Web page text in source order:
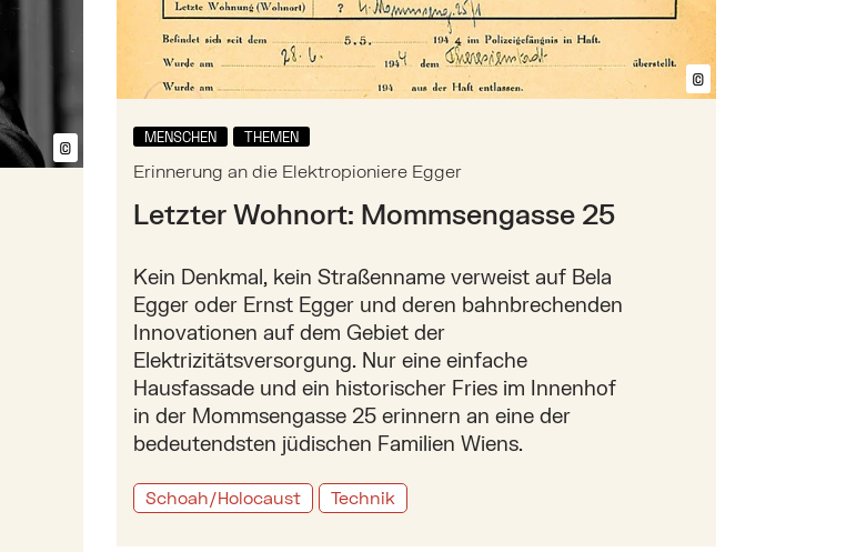
© Bildtext anzeigen/ausblenden
©
MENSCHEN THEMEN
Erinnerung an die Elektropioniere Egger
Letzter Wohnort: Mommsengasse 25
Kein Denkmal, kein Straßenname verweist auf Bela
Egger oder Ernst Egger und deren bahnbrechenden
Innovationen auf dem Gebiet der
Elektrizitätsversorgung. Nur eine einfache
Hausfassade und ein historischer Fries im Innenhof
in der Mommsengasse 25 erinnern an eine der
bedeutendsten jüdischen Familien Wiens.
Schoah/Holocaust Technik